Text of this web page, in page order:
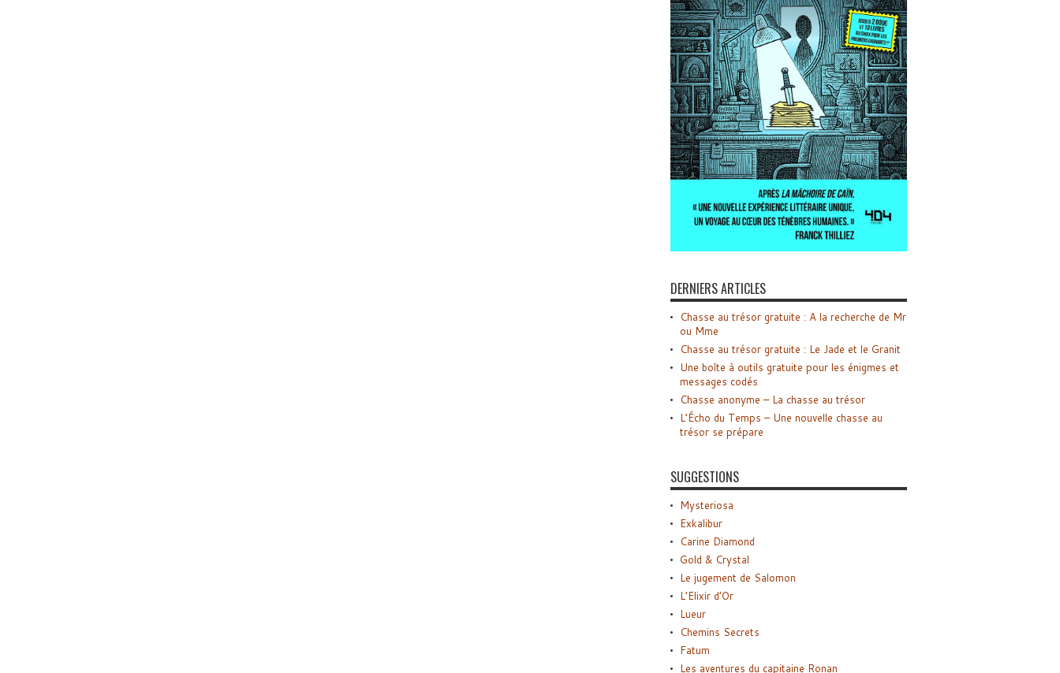
DERNIERS ARTICLES
Chasse au trésor gratuite : A la recherche de Mr
ou Mme
Chasse au trésor gratuite : Le Jade et le Granit
Une boîte à outils gratuite pour les énigmes et
messages codés
Chasse anonyme – La chasse au trésor
L’Écho du Temps – Une nouvelle chasse au
trésor se prépare
SUGGESTIONS
Mysteriosa
Exkalibur
Carine Diamond
Gold & Crystal
Le jugement de Salomon
L’Elixir d’Or
Lueur
Chemins Secrets
Fatum
Les aventures du capitaine Ronan